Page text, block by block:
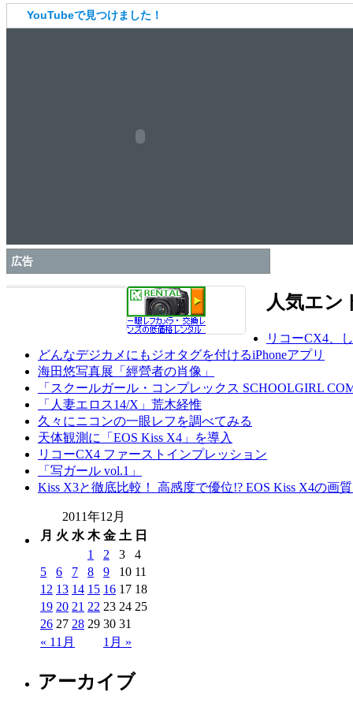
YouTubeで見つけました！
広告
人気エン
リコーCX4、
どんなデジカメにもジオタグを付けるiPhoneアプリ
海田悠写真展「經營者の肖像」
「スクールガール・コンプレックス SCHOOLGIRL
「人妻エロス14/X」荒木経惟
久々にニコンの一眼レフを調べてみる
天体観測に「EOS Kiss X4」を導入
リコーCX4 ファーストインプレッション
「写ガール vol.1」
Kiss X3と徹底比較！ 高感度で優位!? EOS Kiss X4の画
2011年12月
月 火 水 木 金 土 日
« 11月 1月 »
1 2 3
4
5
6 7 8 9 10 11
12 13 14 15 16 17 18
19 20 21 22 23 24 25
26 27 28 29 30 31
アーカイブ